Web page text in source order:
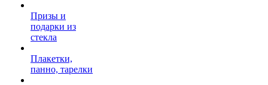
Призы и
подарки из
стекла
Плакетки,
панно, тарелки